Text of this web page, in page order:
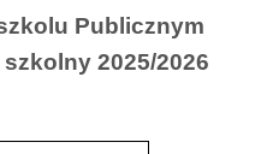
Publicznym
2025/2026